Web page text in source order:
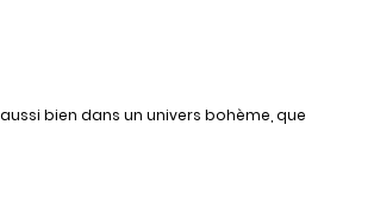
bien dans un univers bohème, que